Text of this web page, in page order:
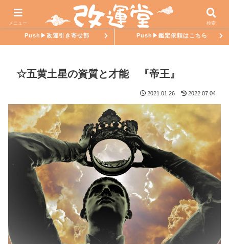
ホーム 氣學ラブ
Push▶︎改運引き寄せ部 Push▶︎鑑定依頼はこちら
☆五黄土星の資質と才能 『帝王』
2021.01.26 2022.07.04
メニュー 検索